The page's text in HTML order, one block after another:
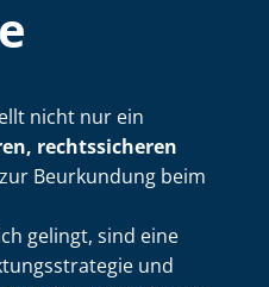
nicht nur ein
rechtssicheren
Beurkundung beim
gelingt, sind eine
und